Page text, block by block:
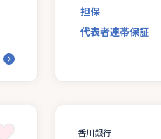
担保
代表者連帯保証
香川銀行